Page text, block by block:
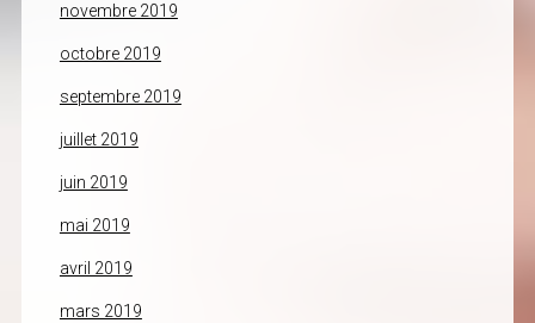
novembre 2019
octobre 2019
septembre 2019
juillet 2019
juin 2019
mai 2019
avril 2019
mars 2019